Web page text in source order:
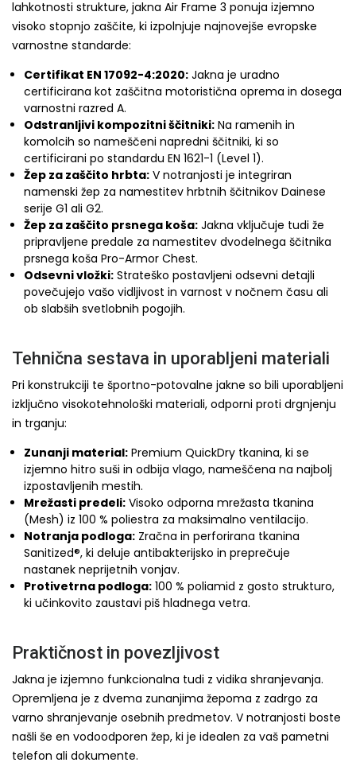
lahkotnosti strukture, jakna Air Frame 3 ponuja izjemno
visoko stopnjo zaščite, ki izpolnjuje najnovejše evropske
varnostne standarde:
Certifikat EN 17092-4:2020: Jakna je uradno
certificirana kot zaščitna motoristična oprema in dosega
varnostni razred A.
Odstranljivi kompozitni ščitniki: Na ramenih in
komolcih so nameščeni napredni ščitniki, ki so
certificirani po standardu EN 1621-1 (Level 1).
Žep za zaščito hrbta: V notranjosti je integriran
namenski žep za namestitev hrbtnih ščitnikov Dainese
serije G1 ali G2.
Žep za zaščito prsnega koša: Jakna vključuje tudi že
pripravljene predale za namestitev dvodelnega ščitnika
prsnega koša Pro-Armor Chest.
Odsevni vložki: Strateško postavljeni odsevni detajli
povečujejo vašo vidljivost in varnost v nočnem času ali
ob slabših svetlobnih pogojih.
Tehnična sestava in uporabljeni materiali
Pri konstrukciji te športno-potovalne jakne so bili uporabljeni
izključno visokotehnološki materiali, odporni proti drgnjenju
in trganju:
Zunanji material: Premium QuickDry tkanina, ki se
izjemno hitro suši in odbija vlago, nameščena na najbolj
izpostavljenih mestih.
Mrežasti predeli: Visoko odporna mrežasta tkanina
(Mesh) iz 100 % poliestra za maksimalno ventilacijo.
Notranja podloga: Zračna in perforirana tkanina
Sanitized®, ki deluje antibakterijsko in preprečuje
nastanek neprijetnih vonjav.
Protivetrna podloga: 100 % poliamid z gosto strukturo,
ki učinkovito zaustavi piš hladnega vetra.
Praktičnost in povezljivost
Jakna je izjemno funkcionalna tudi z vidika shranjevanja.
Opremljena je z dvema zunanjima žepoma z zadrgo za
varno shranjevanje osebnih predmetov. V notranjosti boste
našli še en vodoodporen žep, ki je idealen za vaš pametni
telefon ali dokumente.